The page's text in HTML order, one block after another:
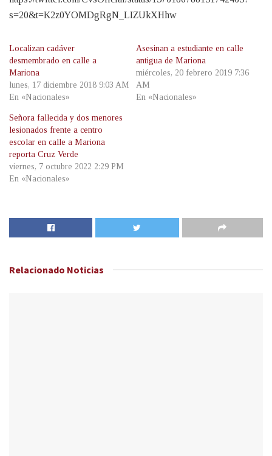
s=20&t=K2z0YOMDgRgN_LIZUkXHhw
Localizan cadáver
desmembrado en calle a
Mariona
lunes, 17 diciembre 2018 9:03 AM
En «Nacionales»
Asesinan a estudiante en calle
antigua de Mariona
miércoles, 20 febrero 2019 7:36
AM
En «Nacionales»
Señora fallecida y dos menores
lesionados frente a centro
escolar en calle a Mariona
reporta Cruz Verde
viernes, 7 octubre 2022 2:29 PM
En «Nacionales»
Relacionado Noticias